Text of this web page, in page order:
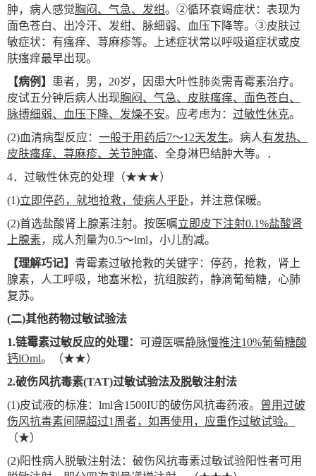
肿，病人感觉胸闷、气急、发绀。②循环衰竭症状：表现为
面色苍白、出冷汗、发绀、脉细弱、血压下降等。③皮肤过
敏症状：有瘙痒、荨麻疹等。上述症状常以呼吸道症状或皮
肤瘙痒最早出现。
【病例】
患者，男，20岁，因患大叶性肺炎需青霉素治疗。
皮试五分钟后病人出现胸闷、气急、皮肤瘙痒、面色苍白、
脉搏细弱、血压下降、发燥不安。应考虑为： 过敏性休克。
(2)血清病型反应： 一般于用药后7～12天发生。病人有发热、
皮肤瘙痒、荨麻疹、关节肿痛、全身淋巴结肿大等。．
4．过敏性休克的处理（★★★）
(1)立即停药，就地抢救，使病人乎卧，并注意保暖。
(2)首选盐酸肾上腺素注射。按医嘱立即皮下注射0.1%盐酸肾
上腺素，成人剂量为0.5～lml，小儿酌减。
【理解巧记】 青霉素过敏抢救的关键字：停药，抢救，肾上
腺素，人工呼吸，地塞米松，抗组胺药，静滴葡萄糖，心肺
复苏。
(二)其他药物过敏试验法
1.链霉素过敏反应的处理： 可遵医嘱静脉慢推注10%葡萄糖酸
钙lOml。（★★）
2.破伤风抗毒素(TAT)过敏试验法及脱敏注射法
(1)皮试液的标准：lml含1500IU的破伤风抗毒药液。
曾用过破
伤风抗毒素间隔超过1周者，如再使用，应重作过敏试验。
（★）
(2)阳性病人脱敏注射法：破伤风抗毒素过敏试验阳性者可用